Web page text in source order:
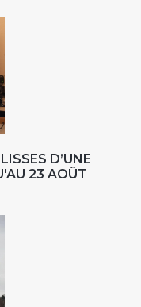
D’UNE
23 AOÛT